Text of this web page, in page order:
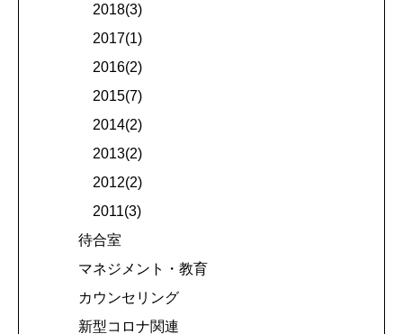
2018(3)
2017(1)
2016(2)
2015(7)
2014(2)
2013(2)
2012(2)
2011(3)
待合室
マネジメント・教育
カウンセリング
新型コロナ関連